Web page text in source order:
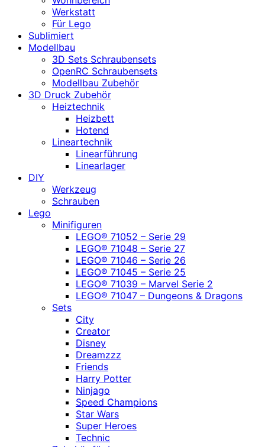
Werkstatt
Für Lego
Sublimiert
Modellbau
3D Sets Schraubensets
OpenRC Schraubensets
Modellbau Zubehör
3D Druck Zubehör
Heiztechnik
Heizbett
Hotend
Lineartechnik
Linearführung
Linearlager
DIY
Werkzeug
Schrauben
Lego
Minifiguren
LEGO® 71052 – Serie 29
LEGO® 71048 – Serie 27
LEGO® 71046 – Serie 26
LEGO® 71045 – Serie 25
LEGO® 71039 – Marvel Serie 2
LEGO® 71047 – Dungeons & Dragons
Sets
City
Creator
Disney
Dreamzzz
Friends
Harry Potter
Ninjago
Speed Champions
Star Wars
Super Heroes
Technic